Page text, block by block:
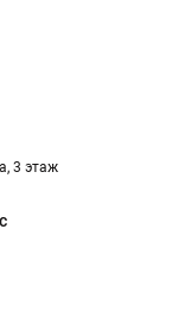
3 этаж